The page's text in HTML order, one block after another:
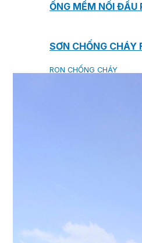
ỐNG MỀM NỐI ĐẦU
SƠN CHỐNG CHÁY
RON CHỐNG CHÁY
CAMBRIDGE XTREME